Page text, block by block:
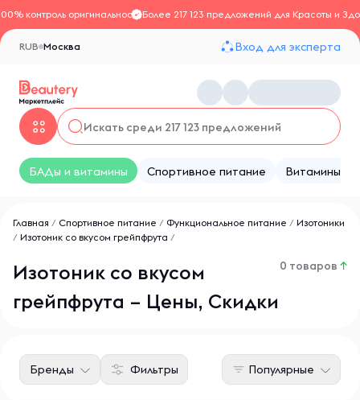
контроль оригинальностиБолее 217 123 предложений для Красоты и
Москва
RUB Вход для эксперта
БАДы и витамины Спортивное питание Витамины
Главная / Спортивное питание / Функциональное питание / Изотоники
/ Изотоник со вкусом грейпфрута /
Изотоник со вкусом
грейпфрута – Цены, Скидки
0 товаров ↑
Фильтры
Бренды Популярные